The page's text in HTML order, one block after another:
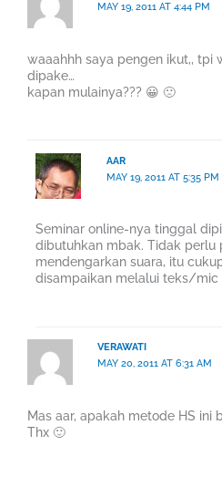
MAY 19, 2011 AT 4:44 PM
waaahhh saya pengen ikut,, tpi
dipake…
kapan mulainya??? 😀 🙁
AAR
MAY 19, 2011 AT 5:35 PM
Seminar online-nya tinggal
dibutuhkan mbak. Tidak perlu
mendengarkan suara, itu
disampaikan melalui teks/mic
VERAWATI
MAY 20, 2011 AT 6:31 AM
Mas aar, apakah metode HS ini
Thx 🙂